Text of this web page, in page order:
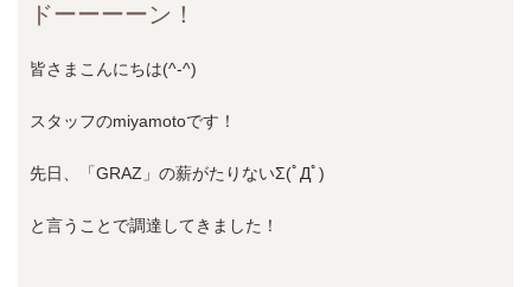
ドーーーーン！
皆さまこんにちは(^-^)
スタッフのmiyamotoです！
先日、「GRAZ」の薪がたりないΣ(ﾟДﾟ)
と言うことで調達してきました！